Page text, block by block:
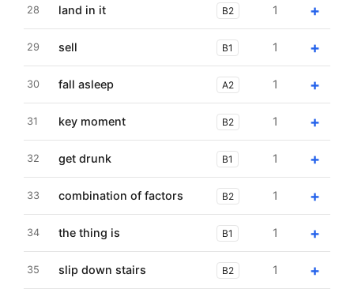
28 land in it B2 1 +
29 sell B1 1 +
30 fall asleep A2 1 +
31 key moment B2 1 +
32 get drunk B1 1 +
33 combination of factors B2 1 +
34 the thing is B1 1 +
35 slip down stairs B2 1 +